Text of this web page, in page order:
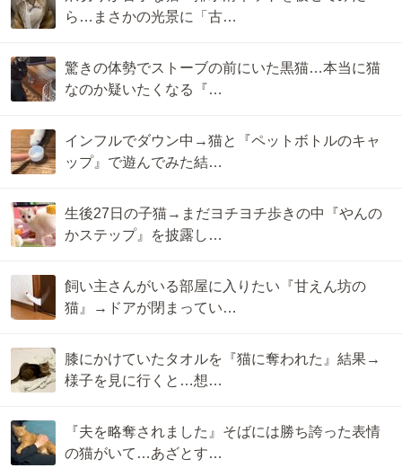
ら…まさかの光景に「古…
驚きの体勢でストーブの前にいた黒猫…本当に猫
なのか疑いたくなる『…
インフルでダウン中→猫と『ペットボトルのキャ
ップ』で遊んでみた結…
生後27日の子猫→まだヨチヨチ歩きの中『やんの
かステップ』を披露し…
飼い主さんがいる部屋に入りたい『甘えん坊の
猫』→ドアが閉まってい…
膝にかけていたタオルを『猫に奪われた』結果→
様子を見に行くと…想…
『夫を略奪されました』そばには勝ち誇った表情
の猫がいて…あざとす…